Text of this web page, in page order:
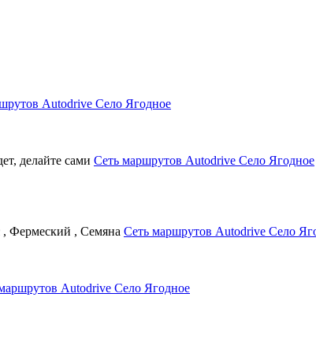
Autodrive Село Ягодное
делайте сами Сеть маршрутов Autodrive Село Ягодное
, Фермеский , Семяна Сеть маршрутов Autodrive Село
Autodrive Село Ягодное